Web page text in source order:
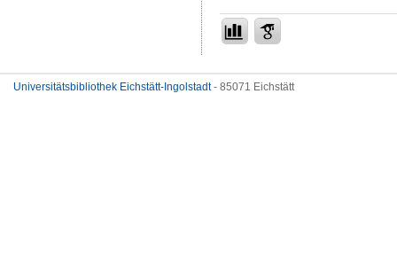
Universitätsbibliothek Eichstätt-Ingolstadt- 85071 Eichstätt